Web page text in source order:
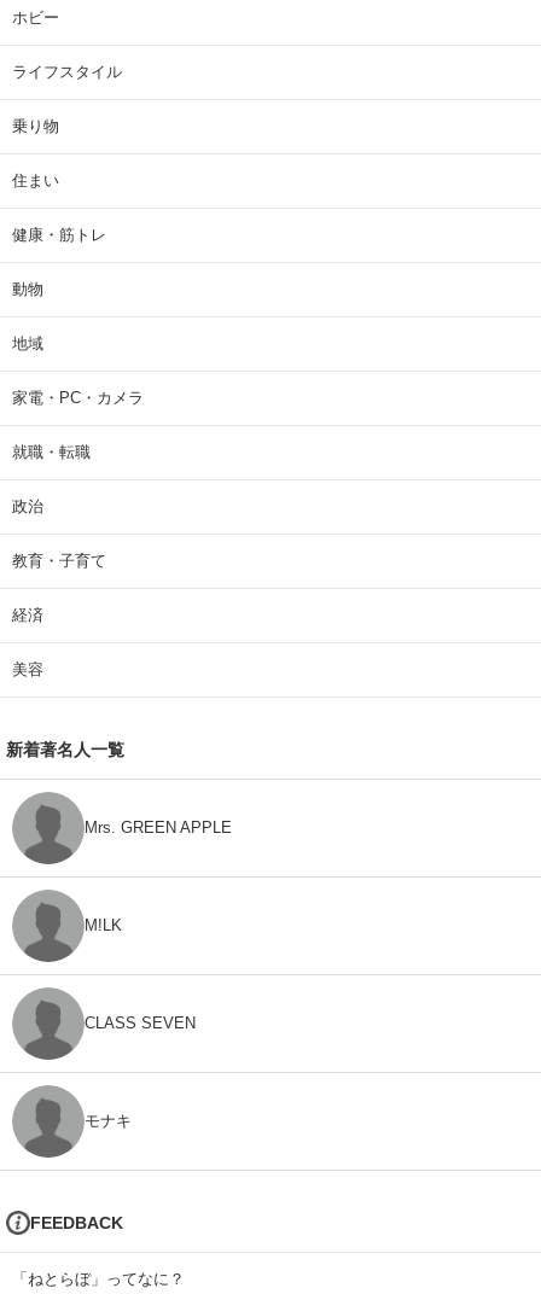
ホビー
ライフスタイル
乗り物
住まい
健康・筋トレ
動物
地域
家電・PC・カメラ
就職・転職
政治
教育・子育て
経済
美容
新着著名人一覧
Mrs. GREEN APPLE
M!LK
CLASS SEVEN
モナキ
FEEDBACK
「ねとらぼ」ってなに？